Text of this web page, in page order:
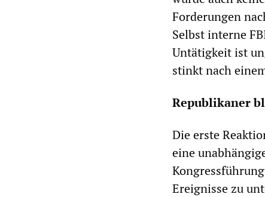
Forderungen
Selbst interne
Untätigkeit ist
stinkt nach
Republikaner
Die erste
eine
Ereignisse zu